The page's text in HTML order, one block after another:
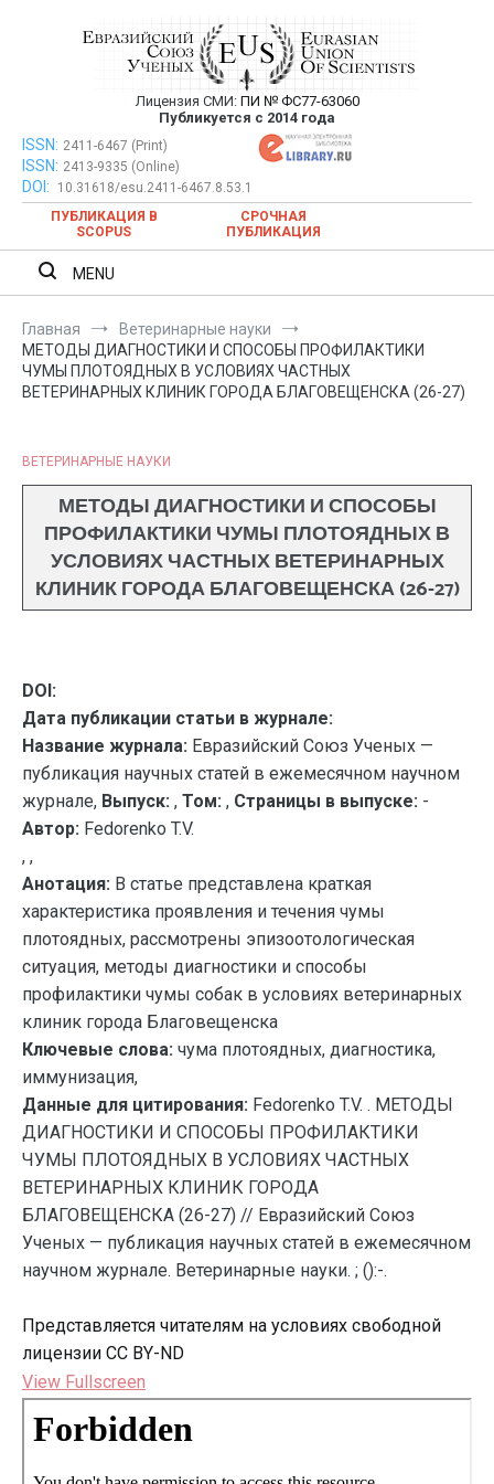
Евразийский Союз Ученых —
публикация научных статей в
ежемесячном научном журнале
Лицензия СМИ: ПИ № ФС77-63060
Публикуется с 2014 года
Евразийский Союз Ученых — публикация научных статей в
ежемесячном научном журнале
ISSN: 2411-6467 (Print)
ISSN: 2413-9335 (Online)
DOI:
10.31618/esu.2411-6467.8.53.1
ПУБЛИКАЦИЯ В
SCOPUS
СРОЧНАЯ
ПУБЛИКАЦИЯ
MENU
Главная
Ветеринарные науки
МЕТОДЫ ДИАГНОСТИКИ И СПОСОБЫ ПРОФИЛАКТИКИ
ЧУМЫ ПЛОТОЯДНЫХ В УСЛОВИЯХ ЧАСТНЫХ
ВЕТЕРИНАРНЫХ КЛИНИК ГОРОДА БЛАГОВЕЩЕНСКА (26-27)
ВЕТЕРИНАРНЫЕ НАУКИ
МЕТОДЫ ДИАГНОСТИКИ И СПОСОБЫ
ПРОФИЛАКТИКИ ЧУМЫ ПЛОТОЯДНЫХ В
УСЛОВИЯХ ЧАСТНЫХ ВЕТЕРИНАРНЫХ
КЛИНИК ГОРОДА БЛАГОВЕЩЕНСКА (26-27)
DOI:
Дата публикации статьи в журнале:
Название журнала: Евразийский Союз Ученых —
публикация научных статей в ежемесячном научном
журнале, Выпуск: , Том: , Страницы в выпуске: -
Автор: Fedorenko T.V.
, ,
Анотация: В статье представлена краткая
характеристика проявления и течения чумы
плотоядных, рассмотрены эпизоотологическая
ситуация, методы диагностики и способы
профилактики чумы собак в условиях ветеринарных
клиник города Благовещенска
Ключевые слова: чума плотоядных, диагностика,
иммунизация,
Данные для цитирования: Fedorenko T.V. . МЕТОДЫ
ДИАГНОСТИКИ И СПОСОБЫ ПРОФИЛАКТИКИ
ЧУМЫ ПЛОТОЯДНЫХ В УСЛОВИЯХ ЧАСТНЫХ
ВЕТЕРИНАРНЫХ КЛИНИК ГОРОДА
БЛАГОВЕЩЕНСКА (26-27) // Евразийский Союз
Ученых — публикация научных статей в ежемесячном
научном журнале. Ветеринарные науки. ; ():-.
Представляется читателям на условиях свободной
лицензии CC BY-ND
View Fullscreen
Перейти
содержимому